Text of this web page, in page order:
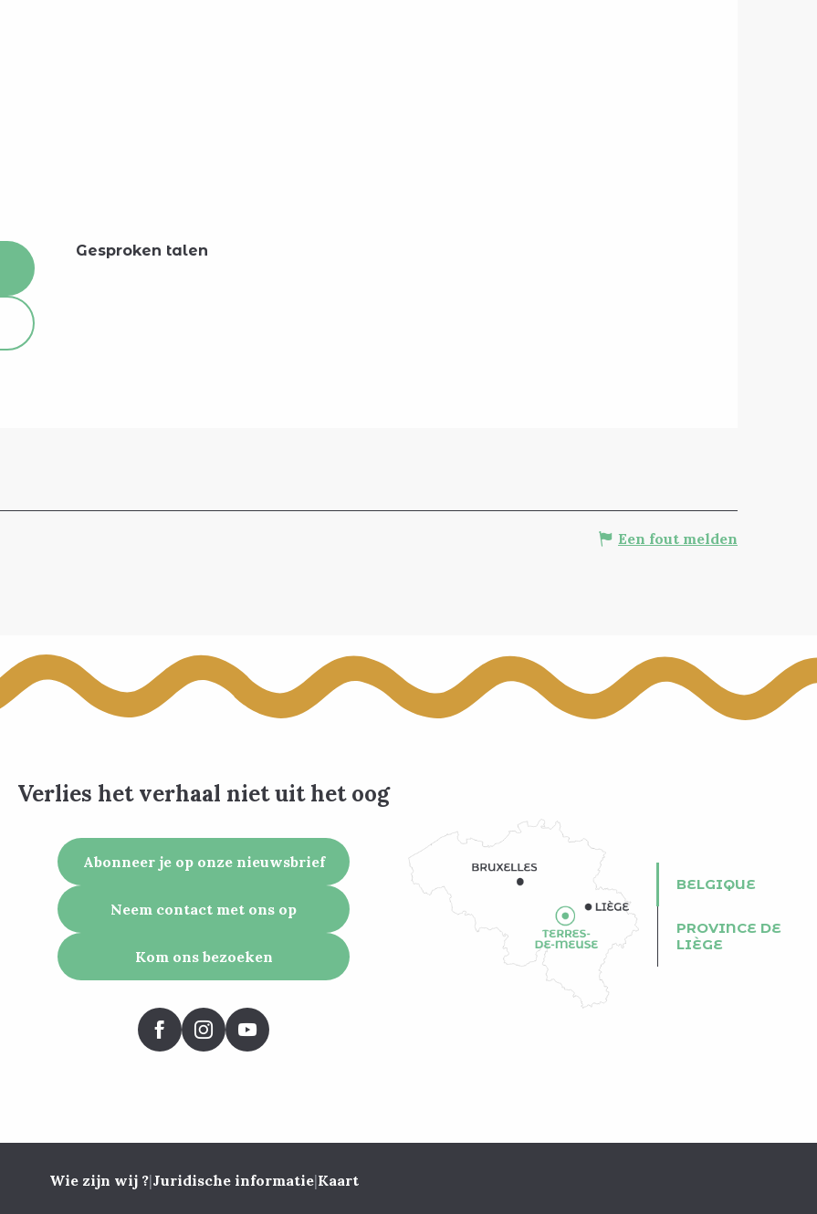
Gesproken talen
Gesproken talen
Een fout melden
Verlies het verhaal niet uit het oog
Abonneer je op onze nieuwsbrief
Neem contact met ons op
Kom ons bezoeken
BELGIQUE
PROVINCE DE
LIÈGE
Wie zijn wij ?|Juridische informatie|Kaart